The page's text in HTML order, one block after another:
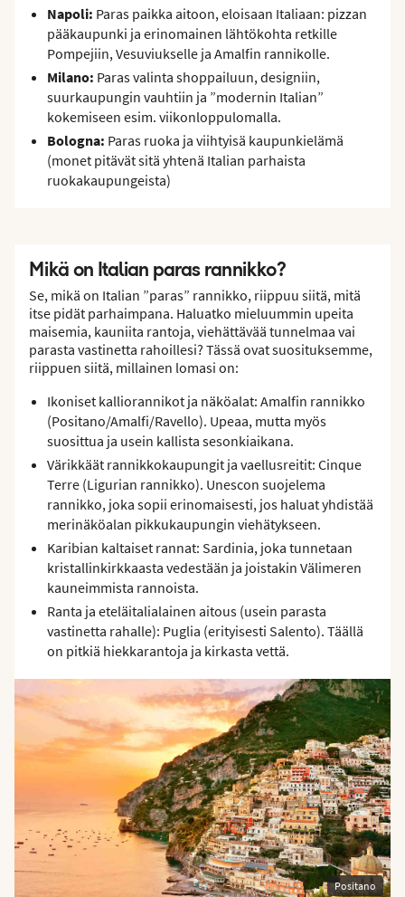
Napoli: Paras paikka aitoon, eloisaan Italiaan: pizzan
pääkaupunki ja erinomainen lähtökohta retkille
Pompejiin, Vesuviukselle ja Amalfin rannikolle.
Milano: Paras valinta shoppailuun, designiin,
suurkaupungin vauhtiin ja ”modernin Italian”
kokemiseen esim. viikonloppulomalla.
Bologna: Paras ruoka ja viihtyisä kaupunkielämä
(monet pitävät sitä yhtenä Italian parhaista
ruokakaupungeista)
Mikä on Italian paras rannikko?
Se, mikä on Italian ”paras” rannikko, riippuu siitä, mitä
itse pidät parhaimpana. Haluatko mieluummin upeita
maisemia, kauniita rantoja, viehättävää tunnelmaa vai
parasta vastinetta rahoillesi? Tässä ovat suosituksemme,
riippuen siitä, millainen lomasi on:
Ikoniset kalliorannikot ja näköalat: Amalfin rannikko
(Positano/Amalfi/Ravello). Upeaa, mutta myös
suosittua ja usein kallista sesonkiaikana.
Värikkäät rannikkokaupungit ja vaellusreitit: Cinque
Terre (Ligurian rannikko). Unescon suojelema
rannikko, joka sopii erinomaisesti, jos haluat yhdistää
merinäköalan pikkukaupungin viehätykseen.
Karibian kaltaiset rannat: Sardinia, joka tunnetaan
kristallinkirkkaasta vedestään ja joistakin Välimeren
kauneimmista rannoista.
Ranta ja eteläitalialainen aitous (usein parasta
vastinetta rahalle): Puglia (erityisesti Salento). Täällä
on pitkiä hiekkarantoja ja kirkasta vettä.
Positano